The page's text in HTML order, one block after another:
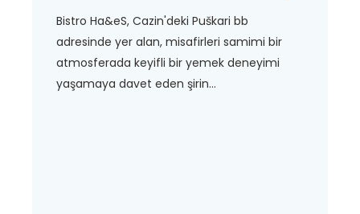
Bistro Ha&eS, Cazin'deki Puškari bb
adresinde yer alan, misafirleri samimi bir
atmosferada keyifli bir yemek deneyimi
yaşamaya davet eden şirin...